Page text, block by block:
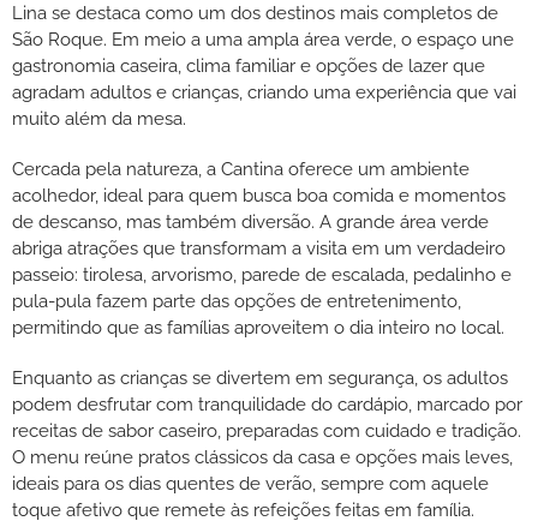
Lina se destaca como um dos destinos mais completos de
São Roque. Em meio a uma ampla área verde, o espaço une
gastronomia caseira, clima familiar e opções de lazer que
agradam adultos e crianças, criando uma experiência que vai
muito além da mesa.
Cercada pela natureza, a Cantina oferece um ambiente
acolhedor, ideal para quem busca boa comida e momentos
de descanso, mas também diversão. A grande área verde
abriga atrações que transformam a visita em um verdadeiro
passeio: tirolesa, arvorismo, parede de escalada, pedalinho e
pula-pula fazem parte das opções de entretenimento,
permitindo que as famílias aproveitem o dia inteiro no local.
Enquanto as crianças se divertem em segurança, os adultos
podem desfrutar com tranquilidade do cardápio, marcado por
receitas de sabor caseiro, preparadas com cuidado e tradição.
O menu reúne pratos clássicos da casa e opções mais leves,
ideais para os dias quentes de verão, sempre com aquele
toque afetivo que remete às refeições feitas em família.